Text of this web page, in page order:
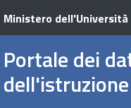
Ministero dell'Università
Portale dei